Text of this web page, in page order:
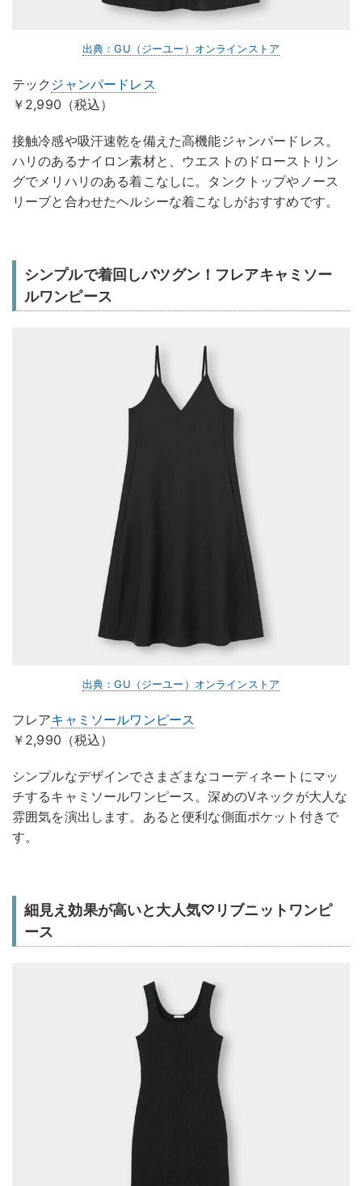
出典：GU（ジーユー）オンラインストア
テック ジャンパードレス
￥2,990（税込）
接触冷感や吸汗速乾を備えた高機能ジャンパードレス。
ハリのあるナイロン素材と、ウエストのドローストリン
グでメリハリのある着こなしに。タンクトップやノース
リーブと合わせたヘルシーな着こなしがおすすめです。
シンプルで着回しバツグン！フレアキャミソー
ルワンピース
出典：GU（ジーユー）オンラインストア
フレアキャミソールワンピース
￥2,990（税込）
シンプルなデザインでさまざまなコーディネートにマッ
チするキャミソールワンピース。深めのVネックが大人な
雰囲気を演出します。あると便利な側面ポケット付きで
す。
細見え効果が高いと大人気♡リブニットワンピ
ース